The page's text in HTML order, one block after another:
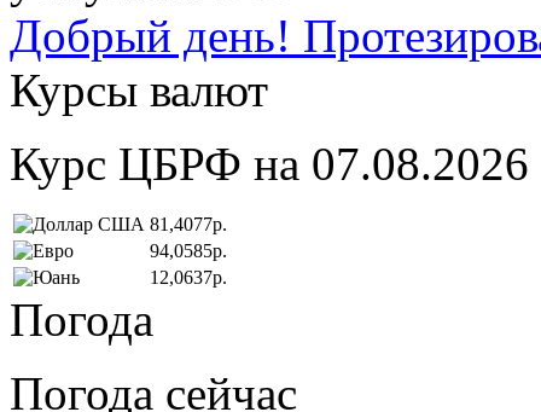
Добрый день!
Курсы валют
Курс ЦБРФ на 07.08.2026
81,4077р.
94,0585р.
12,0637р.
Погода
Погода сейчас